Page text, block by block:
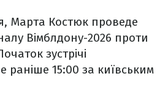
Марта Костюк проведе
Вімблдону-2026 проти
зустрічі
раніше 15:00 за київським